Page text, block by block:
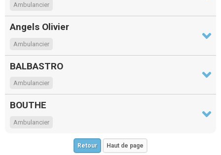
Ambulancier
Angels Olivier
Ambulancier
BALBASTRO
Ambulancier
BOUTHE
Ambulancier
Retour Haut de page